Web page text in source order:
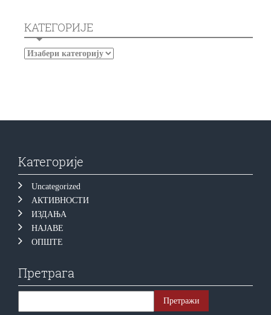
КАТЕГОРИЈЕ
Категорије
Uncategorized
АКТИВНОСТИ
ИЗДАЊА
НАЈАВЕ
ОПШТЕ
Претрага